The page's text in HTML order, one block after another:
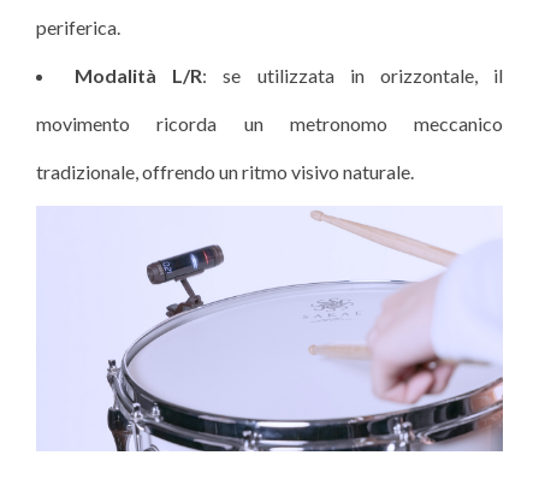
periferica.
Modalità L/R: se utilizzata in orizzontale, il
movimento ricorda un metronomo meccanico
tradizionale, offrendo un ritmo visivo naturale.